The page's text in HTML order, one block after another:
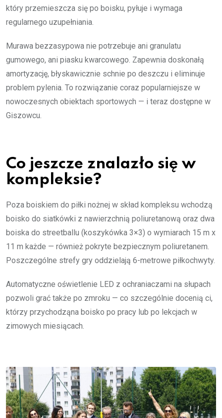
który przemieszcza się po boisku, pyłuje i wymaga
regularnego uzupełniania.
Murawa bezzasypowa nie potrzebuje ani granulatu
gumowego, ani piasku kwarcowego. Zapewnia doskonałą
amortyzację, błyskawicznie schnie po deszczu i eliminuje
problem pylenia. To rozwiązanie coraz popularniejsze w
nowoczesnych obiektach sportowych — i teraz dostępne w
Giszowcu.
Co jeszcze znalazło się w
kompleksie?
Poza boiskiem do piłki nożnej w skład kompleksu wchodzą
boisko do siatkówki z nawierzchnią poliuretanową oraz dwa
boiska do streetballu (koszykówka 3×3) o wymiarach 15 m x
11 m każde — również pokryte bezpiecznym poliuretanem.
Poszczególne strefy gry oddzielają 6-metrowe piłkochwyty.
Automatyczne oświetlenie LED z ochraniaczami na słupach
pozwoli grać także po zmroku — co szczególnie docenią ci,
którzy przychodząna boisko po pracy lub po lekcjach w
zimowych miesiącach.